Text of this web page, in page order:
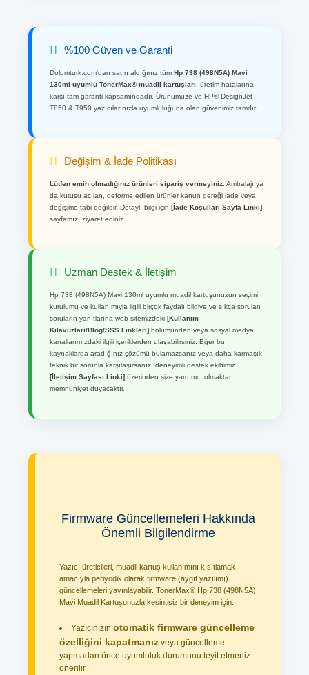
%100 Güven ve Garanti
Dolumturk.com'dan satın aldığınız tüm Hp 738 (498N5A) Mavi
130ml uyumlu TonerMax® muadil kartuşları , üretim hatalarına
karşı tam garanti kapsamındadır. Ürünümüze ve HP® DesignJet
T850 & T950 yazıcılarınızla uyumluluğuna olan güvenimiz tamdır.
Değişim & İade Politikası
Lütfen emin olmadığınız ürünleri sipariş vermeyiniz. Ambalajı ya
da kutusu açılan, deforme edilen ürünler kanun gereği iade veya
değişime tabi değildir. Detaylı bilgi için [İade Koşulları Sayfa Linki]
sayfamızı ziyaret ediniz.
Uzman Destek & İletişim
Hp 738 (498N5A) Mavi 130ml uyumlu muadil kartuşunuzun seçimi,
kurulumu ve kullanımıyla ilgili birçok faydalı bilgiye ve sıkça sorulan
soruların yanıtlarına web sitemizdeki [Kullanım
Kılavuzları/Blog/SSS Linkleri] bölümünden veya sosyal medya
kanallarımızdaki ilgili içeriklerden ulaşabilirsiniz. Eğer bu
kaynaklarda aradığınız çözümü bulamazsanız veya daha karmaşık
teknik bir sorunla karşılaşırsanız, deneyimli destek ekibimiz
[İletişim Sayfası Linki] üzerinden size yardımcı olmaktan
memnuniyet duyacaktır.
Firmware Güncellemeleri Hakkında
Önemli Bilgilendirme
Yazıcı üreticileri, muadil kartuş kullanımını kısıtlamak
amacıyla periyodik olarak firmware (aygıt yazılımı)
güncellemeleri yayınlayabilir. TonerMax® Hp 738 (498N5A)
Mavi Muadil Kartuşunuzla kesintisiz bir deneyim için:
Yazıcınızın otomatik firmware güncelleme
özelliğini kapatmanız veya güncelleme
yapmadan önce uyumluluk durumunu teyit etmeniz
önerilir.